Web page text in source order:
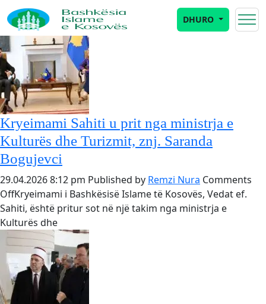
DHURO
Author Archives for Remzi Nura
Kryeimami Sahiti u prit nga ministrja e
Kulturës dhe Turizmit, znj. Saranda
Bogujevci
29.04.2026 8:12 pm Published by Remzi Nura Comments
Offon
Kryeimami
Sahiti
u
prit
nga
ministrja
Kryeimami i Bashkësisë Islame të Kosovës, Vedat ef.
Sahiti, është pritur sot në një takim nga ministrja e
Kulturës dhe